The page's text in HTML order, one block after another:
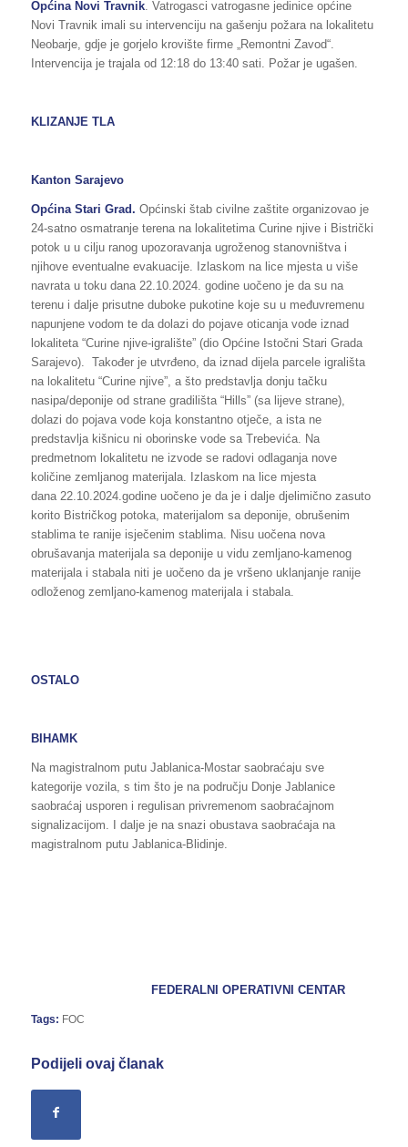
Općina Novi Travnik. Vatrogasci vatrogasne jedinice općine
Novi Travnik imali su intervenciju na gašenju požara na lokalitetu
Neobarje, gdje je gorjelo krovište firme „Remontni Zavod“.
Intervencija je trajala od 12:18 do 13:40 sati. Požar je ugašen.
KLIZANJE TLA
Kanton Sarajevo
Općina Stari Grad. Općinski štab civilne zaštite organizovao je
24-satno osmatranje terena na lokalitetima Curine njive i Bistrički
potok u u cilju ranog upozoravanja ugroženog stanovništva i
njihove eventualne evakuacije. Izlaskom na lice mjesta u više
navrata u toku dana 22.10.2024. godine uočeno je da su na
terenu i dalje prisutne duboke pukotine koje su u međuvremenu
napunjene vodom te da dolazi do pojave oticanja vode iznad
lokaliteta “Curine njive-igralište” (dio Općine Istočni Stari Grada
Sarajevo). Također je utvrđeno, da iznad dijela parcele igrališta
na lokalitetu “Curine njive”, a što predstavlja donju tačku
nasipa/deponije od strane gradilišta “Hills” (sa lijeve strane),
dolazi do pojava vode koja konstantno otječe, a ista ne
predstavlja kišnicu ni oborinske vode sa Trebevića. Na
predmetnom lokalitetu ne izvode se radovi odlaganja nove
količine zemljanog materijala. Izlaskom na lice mjesta
dana 22.10.2024.godine uočeno je da je i dalje djelimično zasuto
korito Bistričkog potoka, materijalom sa deponije, obrušenim
stablima te ranije isječenim stablima. Nisu uočena nova
obrušavanja materijala sa deponije u vidu zemljano-kamenog
materijala i stabala niti je uočeno da je vršeno uklanjanje ranije
odloženog zemljano-kamenog materijala i stabala.
OSTALO
BIHAMK
Na magistralnom putu Jablanica-Mostar saobraćaju sve
kategorije vozila, s tim što je na području Donje Jablanice
saobraćaj usporen i regulisan privremenom saobraćajnom
signalizacijom. I dalje je na snazi obustava saobraćaja na
magistralnom putu Jablanica-Blidinje.
FEDERALNI OPERATIVNI CENTAR
Tags: FOC
Podijeli ovaj članak